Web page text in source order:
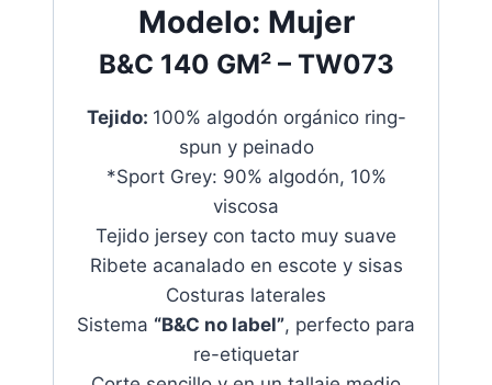
Modelo: Mujer
B&C 140 GM²– TW073
Tejido: 100% algodón orgánico ring-
spun y peinado
*Sport Grey: 90% algodón, 10%
viscosa
Tejido jersey con tacto muy suave
Ribete acanalado en escote y sisas
Costuras laterales
Sistema “B&C no label”, perfecto para
re-etiquetar